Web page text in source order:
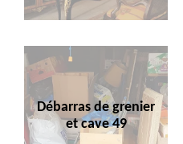
Débarras de grenier
et cave 49